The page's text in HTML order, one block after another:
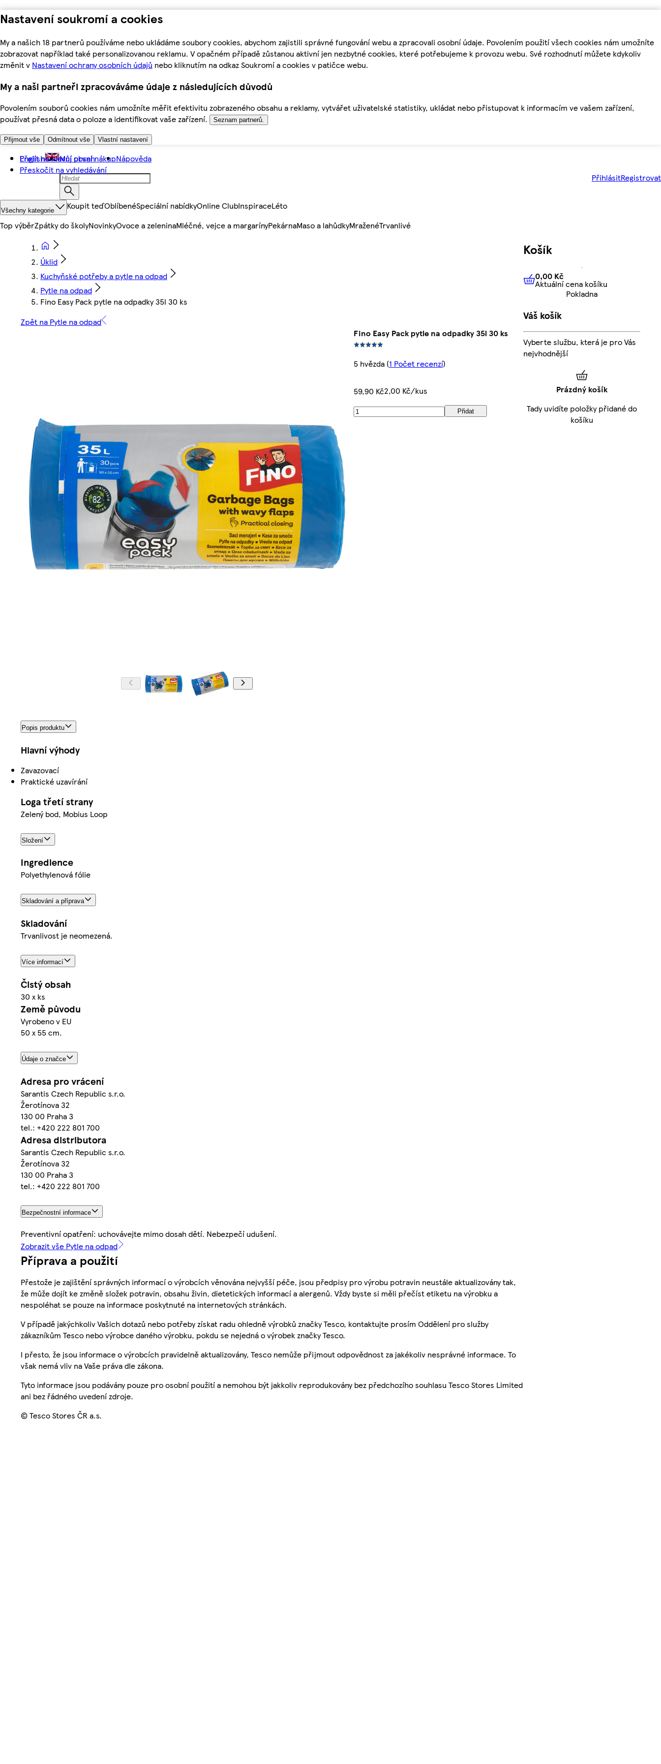
Nastavení soukromí a cookies
My a našich 18 partnerů používáme nebo ukládáme soubory cookies, abychom zajistili správné fungování webu a zpracovali osobní údaje. Povolením použití všech cookies nám umožníte
zobrazovat například také personalizovanou reklamu. V opačném případě zůstanou aktivní jen nezbytné cookies, které potřebujeme k provozu webu. Své rozhodnutí můžete kdykoliv
změnit v Nastavení ochrany osobních údajů nebo kliknutím na odkaz Soukromí a cookies v patičce webu.
My a naši partneři zpracováváme údaje z následujících důvodů
Povolením souborů cookies nám umožníte měřit efektivitu zobrazeného obsahu a reklamy, vytvářet uživatelské statistiky, ukládat nebo přistupovat k informacím ve vašem zařízení,
používat přesná data o poloze a identifikovat vaše zařízení.
Seznam partnerů.
Přijmout vše Odmítnout vše Vlastní nastavení
Přejít na hlavní obsah
Přeskočit na vyhledávání
English Můj první nákupNápověda
PřihlásitRegistrovat
Všechny kategorie Koupit teďOblíbenéSpeciální nabídkyOnline ClubInspiraceLéto
Top výběrZpátky do školyNovinkyOvoce a zeleninaMléčné, vejce a margarínyPekárnaMaso a lahůdkyMraženéTrvanlivé
Úklid
Kuchyňské potřeby a pytle na odpad
Pytle na odpad
Fino Easy Pack pytle na odpadky 35l 30 ks
Zpět na Pytle na odpad
Fino Easy Pack pytle na odpadky 35l 30 ks
5 hvězda(1 Počet recenzí)
59,90 Kč2,00 Kč/kus
Přidat
Popis produktu
Hlavní výhody
Zavazovací
Praktické uzavírání
Loga třetí strany
Zelený bod, Mobius Loop
Složení
Ingredience
Polyethylenová fólie
Skladování a příprava
Skladování
Trvanlivost je neomezená.
Více informací
Čistý obsah
30 x ks
Země původu
Vyrobeno v EU
50 x 55 cm.
Údaje o značce
Adresa pro vrácení
Sarantis Czech Republic s.r.o.
Žerotínova 32
130 00 Praha 3
tel.: +420 222 801 700
Adresa distributora
Sarantis Czech Republic s.r.o.
Žerotínova 32
130 00 Praha 3
tel.: +420 222 801 700
Bezpečnostní informace
Preventivní opatření: uchovávejte mimo dosah dětí. Nebezpečí udušení.
Zobrazit vše Pytle na odpad
Příprava a použití
Přestože je zajištění správných informací o výrobcích věnována nejvyšší péče, jsou předpisy pro výrobu potravin neustále aktualizovány tak,
že může dojít ke změně složek potravin, obsahu živin, dietetických informací a alergenů. Vždy byste si měli přečíst etiketu na výrobku a
nespoléhat se pouze na informace poskytnuté na internetových stránkách.
V případě jakýchkoliv Vašich dotazů nebo potřeby získat radu ohledně výrobků značky Tesco, kontaktujte prosím Oddělení pro služby
zákazníkům Tesco nebo výrobce daného výrobku, pokdu se nejedná o výrobek značky Tesco.
I přesto, že jsou informace o výrobcích pravidelně aktualizovány, Tesco nemůže přijmout odpovědnost za jakékoliv nesprávné informace. To
však nemá vliv na Vaše práva dle zákona.
Tyto informace jsou podávány pouze pro osobní použití a nemohou být jakkoliv reprodukovány bez předchozího souhlasu Tesco Stores Limited
ani bez řádného uvedení zdroje.
© Tesco Stores ČR a.s.
Košík
0,00 KčAktuální cena košíku
0,00 Kč
Aktuální cena košíku
Pokladna
Váš košík
Vyberte službu, která je pro Vás
nejvhodnější
Prázdný košík
Tady uvidíte položky přidané do
košíku